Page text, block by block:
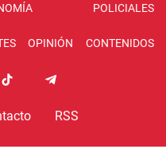
POLICIALES
OPINIÓN CONTENIDOS
RSS